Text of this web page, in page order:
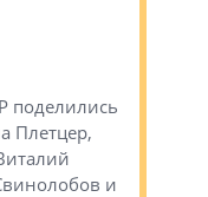
поделились
Плетцер,
и